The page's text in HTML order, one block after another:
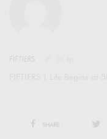
FIFTIERS
SHARE